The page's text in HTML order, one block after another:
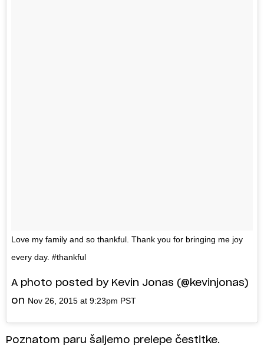
Love my family and so thankful. Thank you for bringing me joy
every day. #thankful
A photo posted by Kevin Jonas (@kevinjonas)
on Nov 26, 2015 at 9:23pm PST
Poznatom paru šaljemo prelepe čestitke.